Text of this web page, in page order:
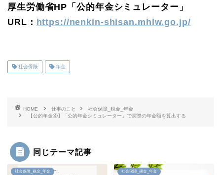
厚生労働省HP「公的年金シミュレーター」
URL： https://nenkin-shisan.mhlw.go.jp/
社会保険 年金
HOME 仕事のこと
社会保障_税金_年金
【公的年金④】「公的年金シミュレーター」で実際の年金額を算出する
同じテーマ記事
社会保障_税金_年金 社会保障_税金_年金